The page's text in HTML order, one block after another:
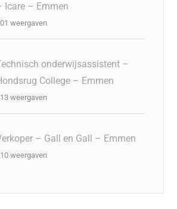
Icare – Emmen
weergaven
onderwijsassistent –
College – Emmen
weergaven
– Gall en Gall – Emmen
weergaven